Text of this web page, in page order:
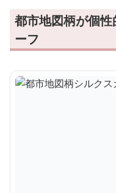
都市地図柄が個
ーフ